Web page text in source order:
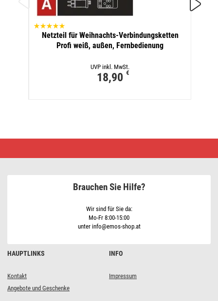
Netzteil für Weihnachts-Verbindungsketten
Profi weiß, außen, Fernbedienung
UVP inkl. MwSt.
18,90 €
HAUPTLINKS
Kontakt
Angebote und Geschenke
INFO
Impressum
Brauchen Sie Hilfe?
Wir sind für Sie da:
Mo-Fr 8:00-15:00
unter info@emos-shop.at